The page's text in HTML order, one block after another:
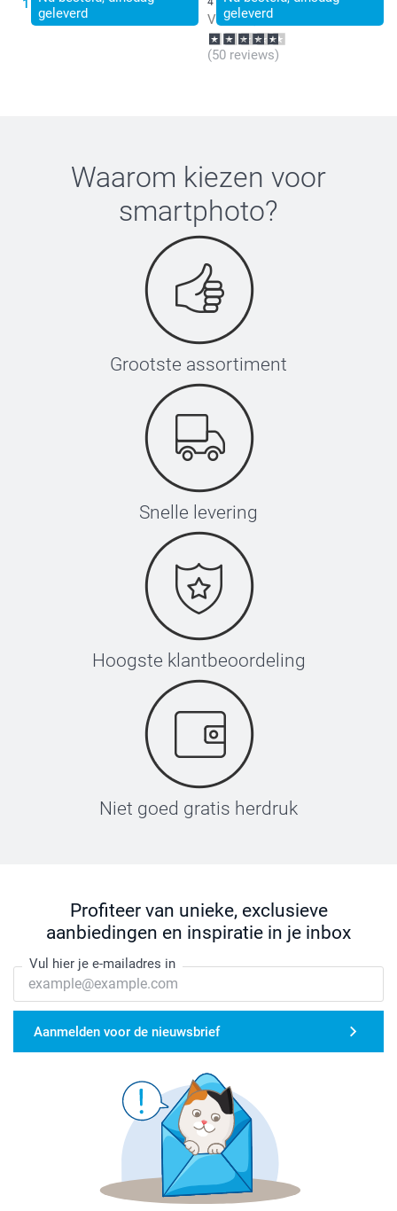
geleverd
15,99
geleverd
Vanaf 9,99
(50 reviews)
Waarom kiezen voor
smartphoto?
Grootste assortiment
Snelle levering
Hoogste klantbeoordeling
Niet goed gratis herdruk
Profiteer van unieke, exclusieve
aanbiedingen en inspiratie in je inbox
Vul hier je e-mailadres in
Aanmelden voor de nieuwsbrief